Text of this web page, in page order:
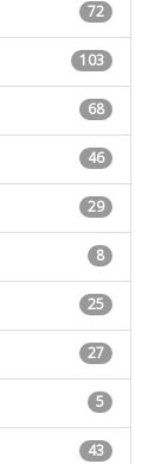
72
103
68
46
29
8
25
27
5
43